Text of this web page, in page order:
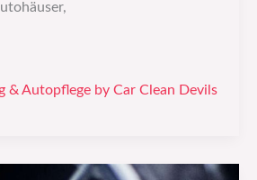
& Autopflege by Car Clean Devils